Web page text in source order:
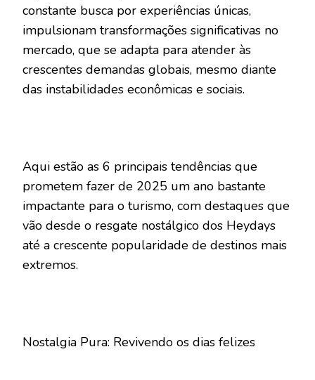
constante busca por experiências únicas,
impulsionam transformações significativas no
mercado, que se adapta para atender às
crescentes demandas globais, mesmo diante
das instabilidades econômicas e sociais.
Aqui estão as 6 principais tendências que
prometem fazer de 2025 um ano bastante
impactante para o turismo, com destaques que
vão desde o resgate nostálgico dos Heydays
até a crescente popularidade de destinos mais
extremos.
Nostalgia Pura: Revivendo os dias felizes